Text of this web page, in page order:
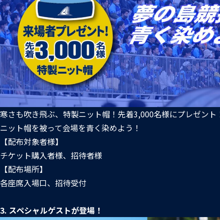
寒さも吹き飛ぶ、特製ニット帽！先着3,000名様にプレゼント
ニット帽を被って会場を青く染めよう！
【配布対象者様】
チケット購入者様、招待者様
【配布場所】
各座席入場口、招待受付
3. スペシャルゲストが登場！